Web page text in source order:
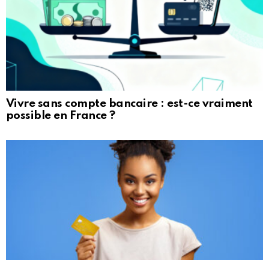
Vivre sans compte bancaire : est-ce vraiment
possible en France ?